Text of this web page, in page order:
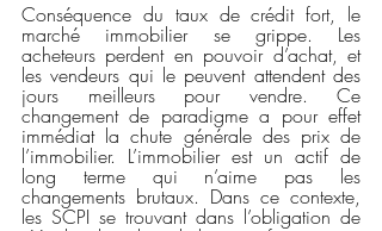
Conséquence du taux de crédit fort, le
marché immobilier se grippe. Les
acheteurs perdent en pouvoir d’achat, et
les vendeurs qui le peuvent attendent des
jours meilleurs pour vendre. Ce
changement de paradigme a pour effet
immédiat la chute générale des prix de
l’immobilier. L’immobilier est un actif de
long terme qui n’aime pas les
changements brutaux. Dans ce contexte,
les SCPI se trouvant dans l’obligation de